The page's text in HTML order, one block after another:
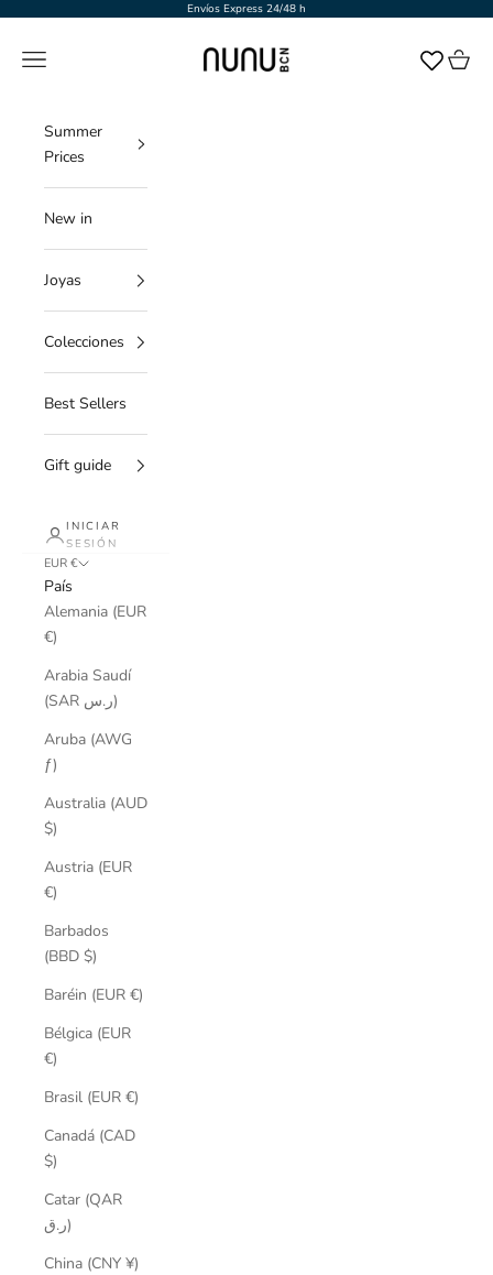
Envíos Express 24/48 h
NUNU BARCELONA
Menú Cesta
Summer
Prices
New in
Joyas
Colecciones
Best Sellers
Gift guide
INICIAR
SESIÓN
EUR €
País
Alemania (EUR
€)
Arabia Saudí
(SAR ر.س)
Aruba (AWG
ƒ)
Australia (AUD
$)
Austria (EUR
€)
Barbados
(BBD $)
Baréin (EUR €)
Bélgica (EUR
€)
Brasil (EUR €)
Canadá (CAD
$)
Catar (QAR
ر.ق)
China (CNY ¥)